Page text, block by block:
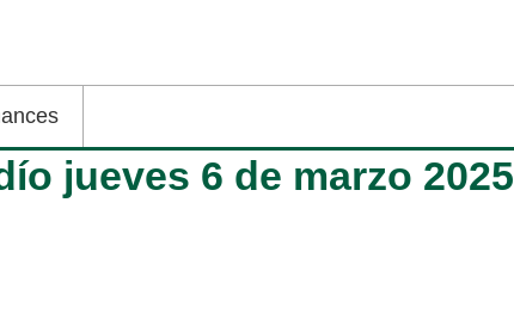
jueves 6 de marzo 2025